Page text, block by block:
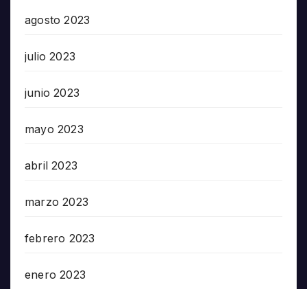
agosto 2023
julio 2023
junio 2023
mayo 2023
abril 2023
marzo 2023
febrero 2023
enero 2023